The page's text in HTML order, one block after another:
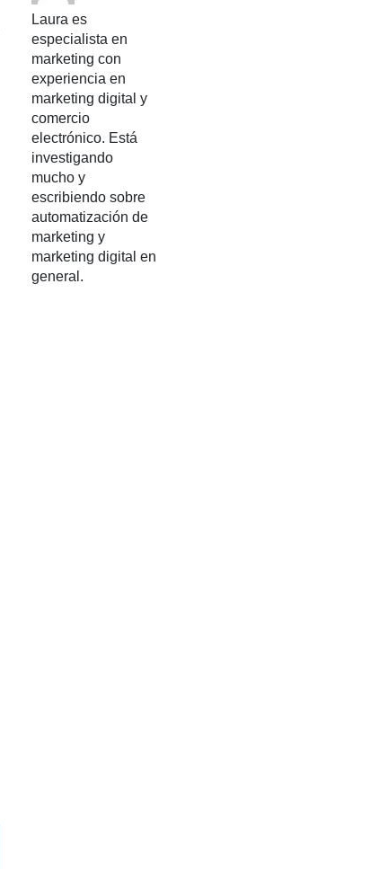
Laura es
especialista en
marketing con
experiencia en
marketing digital y
comercio
electrónico. Está
investigando
mucho y
escribiendo sobre
automatización de
marketing y
marketing digital en
general.